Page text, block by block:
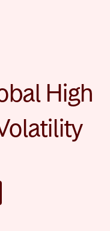
High